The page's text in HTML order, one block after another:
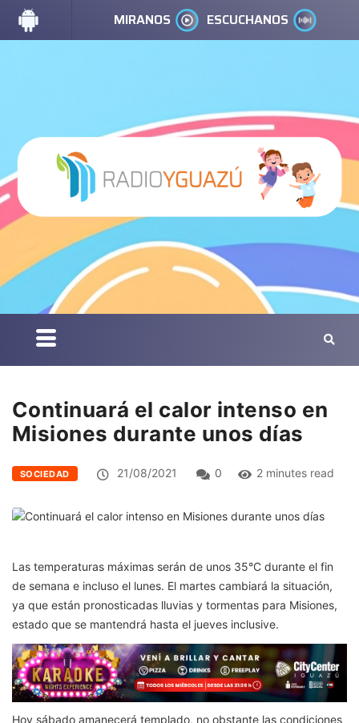
MIRANOS ESCUCHANOS
Continuará el calor intenso en
Misiones durante unos días
SOCIEDAD 21/08/2021 0 2 minutes read
Las temperaturas máximas serán de unos 35°C durante el fin
de semana e incluso el lunes. El martes cambiará la situación,
ya que están pronosticadas lluvias y tormentas para Misiones,
estado que se mantendrá hasta el jueves inclusive.
Hoy sábado amanecerá templado, no obstante las condiciones